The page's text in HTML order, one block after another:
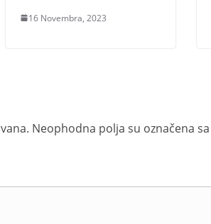
16 Novembra, 2023
Neophodna polja su označena sa